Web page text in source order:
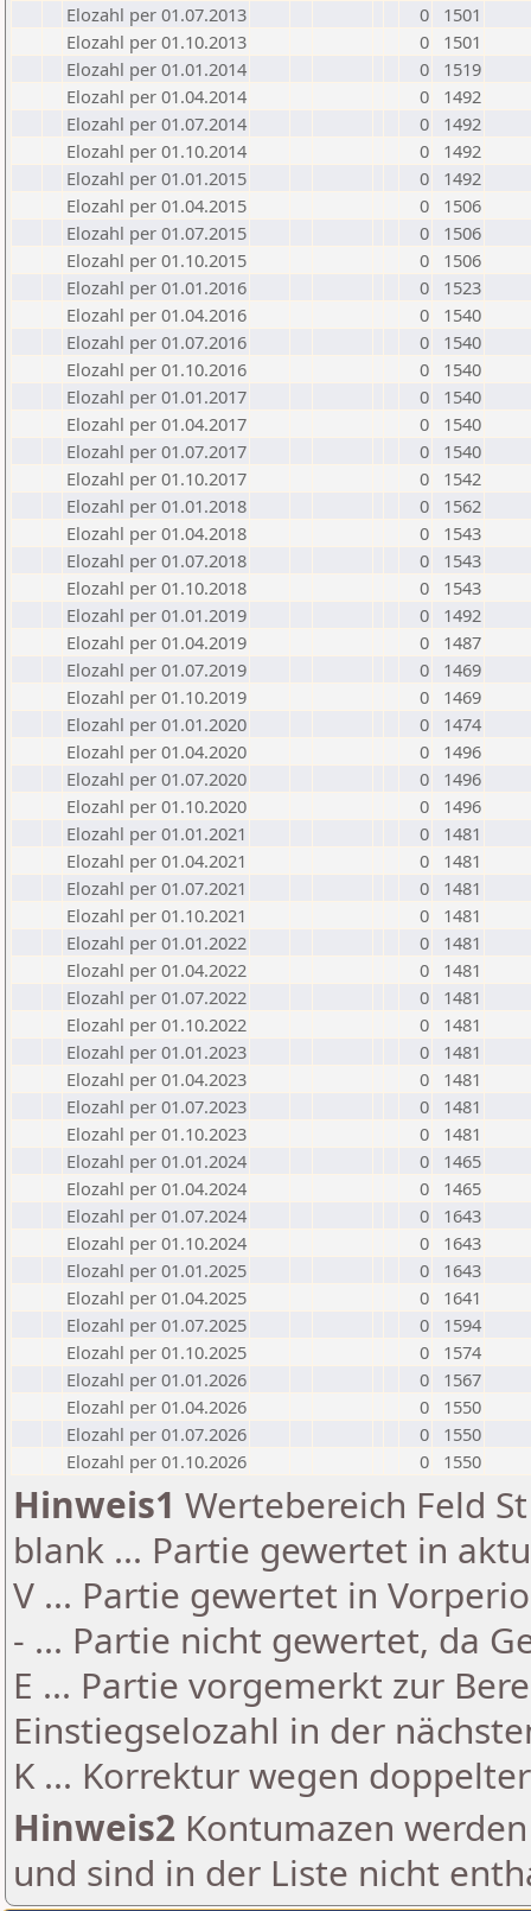
Elozahl per 01.07.2013
0
1501
Elozahl per 01.10.2013
0
1501
Elozahl per 01.01.2014
0
1519
Elozahl per 01.04.2014
0
1492
Elozahl per 01.07.2014
0
1492
Elozahl per 01.10.2014
0
1492
Elozahl per 01.01.2015
0
1492
Elozahl per 01.04.2015
0
1506
Elozahl per 01.07.2015
0
1506
Elozahl per 01.10.2015
0
1506
Elozahl per 01.01.2016
0
1523
Elozahl per 01.04.2016
0
1540
Elozahl per 01.07.2016
0
1540
Elozahl per 01.10.2016
0
1540
Elozahl per 01.01.2017
0
1540
Elozahl per 01.04.2017
0
1540
Elozahl per 01.07.2017
0
1540
Elozahl per 01.10.2017
0
1542
Elozahl per 01.01.2018
0
1562
Elozahl per 01.04.2018
0
1543
Elozahl per 01.07.2018
0
1543
Elozahl per 01.10.2018
0
1543
Elozahl per 01.01.2019
0
1492
Elozahl per 01.04.2019
0
1487
Elozahl per 01.07.2019
0
1469
Elozahl per 01.10.2019
0
1469
Elozahl per 01.01.2020
0
1474
Elozahl per 01.04.2020
0
1496
Elozahl per 01.07.2020
0
1496
Elozahl per 01.10.2020
0
1496
Elozahl per 01.01.2021
0
1481
Elozahl per 01.04.2021
0
1481
Elozahl per 01.07.2021
0
1481
Elozahl per 01.10.2021
0
1481
Elozahl per 01.01.2022
0
1481
Elozahl per 01.04.2022
0
1481
Elozahl per 01.07.2022
0
1481
Elozahl per 01.10.2022
0
1481
Elozahl per 01.01.2023
0
1481
Elozahl per 01.04.2023
0
1481
Elozahl per 01.07.2023
0
1481
Elozahl per 01.10.2023
0
1481
Elozahl per 01.01.2024
0
1465
Elozahl per 01.04.2024
0
1465
Elozahl per 01.07.2024
0
1643
Elozahl per 01.10.2024
0
1643
Elozahl per 01.01.2025
0
1643
Elozahl per 01.04.2025
0
1641
Elozahl per 01.07.2025
0
1594
Elozahl per 01.10.2025
0
1574
Elozahl per 01.01.2026
0
1567
Elozahl per 01.04.2026
0
1550
Elozahl per 01.07.2026
0
1550
Elozahl per 01.10.2026
0 1550
Hinweis1 Wertebereich Feld
blank ... Partie gewertet in
V ... Partie gewertet in
- ... Partie nicht gewertet, da
E ... Partie vorgemerkt zur
Einstiegselozahl in der
K ... Korrektur wegen
Hinweis2 Kontumazen
und sind in der Liste nicht